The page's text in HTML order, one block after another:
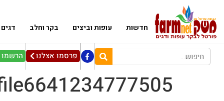
חדשות עופות וביצים בקר וחלב דגים
פרסמו אצלנו הרשמו